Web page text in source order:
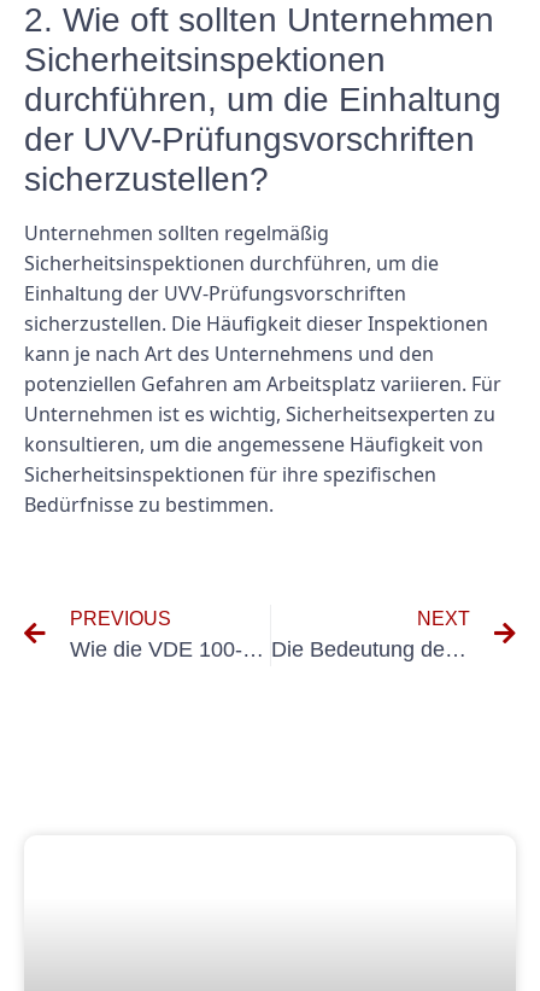
2. Wie oft sollten Unternehmen
Sicherheitsinspektionen
durchführen, um die Einhaltung
der UVV-Prüfungsvorschriften
sicherzustellen?
Unternehmen sollten regelmäßig
Sicherheitsinspektionen durchführen, um die
Einhaltung der UVV-Prüfungsvorschriften
sicherzustellen. Die Häufigkeit dieser Inspektionen
kann je nach Art des Unternehmens und den
potenziellen Gefahren am Arbeitsplatz variieren. Für
Unternehmen ist es wichtig, Sicherheitsexperten zu
konsultieren, um die angemessene Häufigkeit von
Sicherheitsinspektionen für ihre spezifischen
Bedürfnisse zu bestimmen.
PREVIOUS
Wie die VDE 100-Prüfung dazu beitragen kann, Stromunfälle am Arbeitsplatz zu verhindern
NEXT
Die Bedeutung der Elektroprüfung bei Carsharing-Diensten